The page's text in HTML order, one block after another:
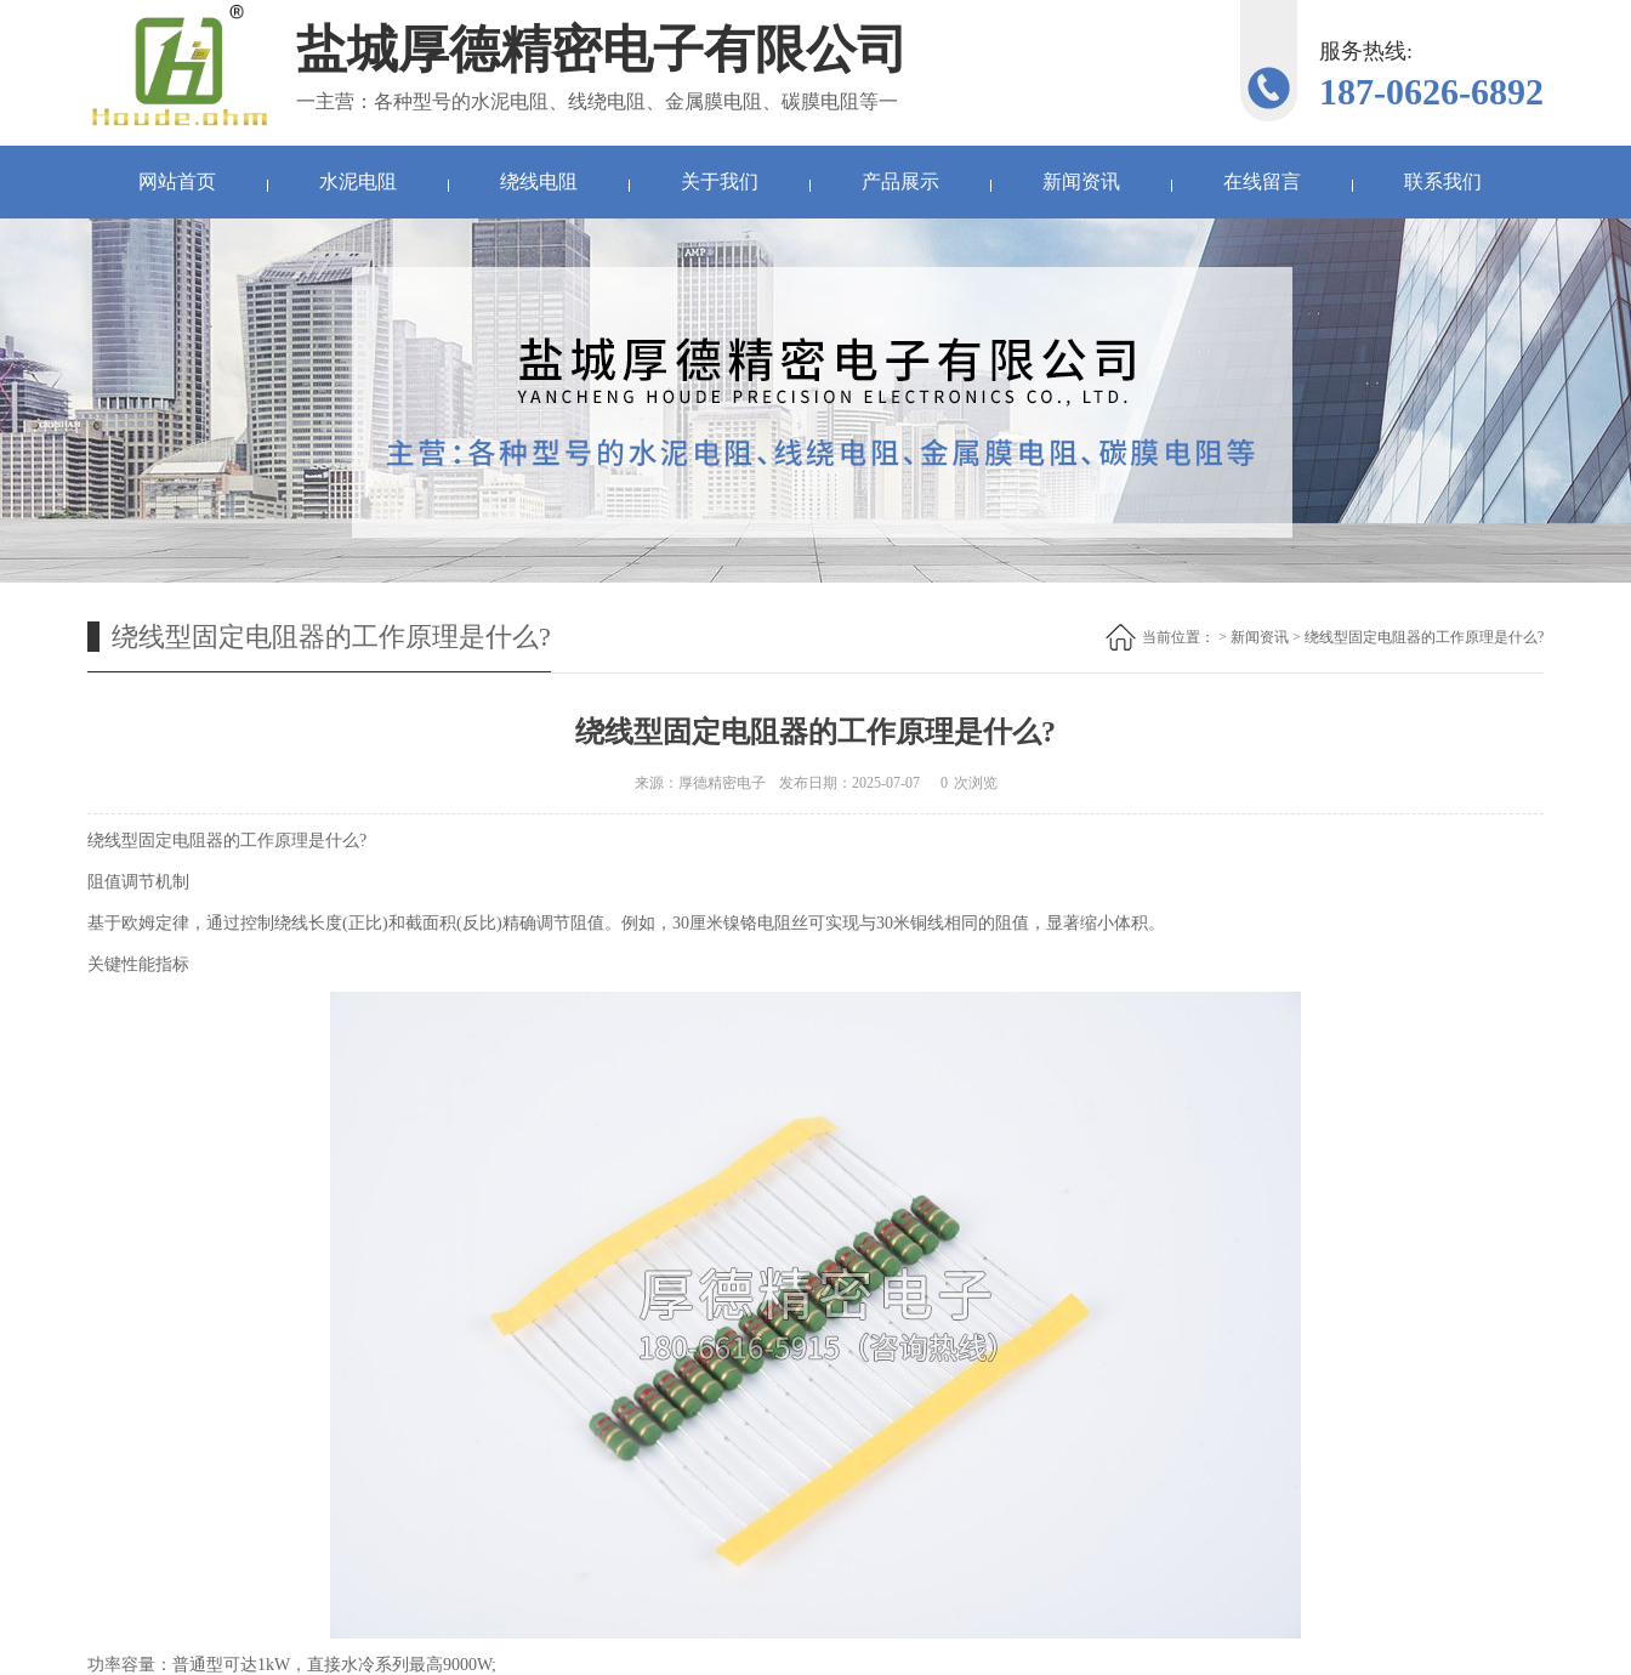
盐城厚德精密电子有限公司
一主营：各种型号的水泥电阻、线绕电阻、金属膜电阻、碳膜电阻等一
服务热线:
187-0626-6892
网站首页 水泥电阻 绕线电阻 关于我们 产品展示 新闻资讯 在线留言 联系我们
绕线型固定电阻器的工作原理是什么? 当前位置： > 新闻资讯 > 绕线型固定电阻器的工作原理是什么?
绕线型固定电阻器的工作原理是什么?
来源：厚德精密电子 发布日期：2025-07-07 0 次浏览
绕线型固定电阻器的工作原理是什么?
阻值调节机制
基于欧姆定律，通过控制绕线长度(正比)和截面积(反比)精确调节阻值。例如，30厘米镍铬电阻丝可实现与30米铜线相同的阻值，显著缩小体积。
关键性能指标
功率容量：普通型可达1kW，直接水冷系列最高9000W;